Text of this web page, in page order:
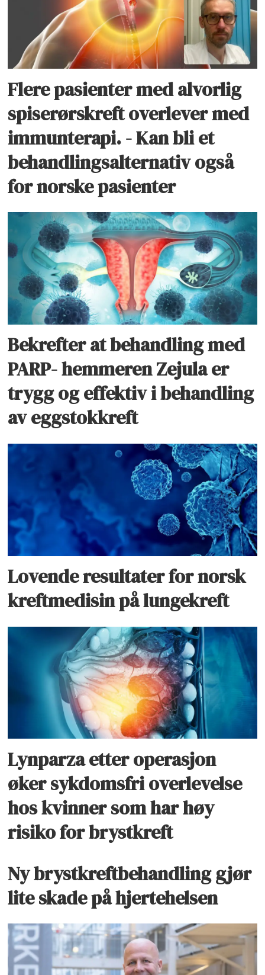
Flere pasienter med alvorlig
spiserørskreft overlever med
immunterapi. - Kan bli et
behandlingsalternativ også
for norske pasienter
Bekrefter at behandling med
PARP- hemmeren Zejula er
trygg og effektiv i behandling
av eggstokkreft
Lovende resultater for norsk
kreftmedisin på lungekreft
Lynparza etter operasjon
øker sykdomsfri overlevelse
hos kvinner som har høy
risiko for brystkreft
Ny brystkreftbehandling gjør
lite skade på hjertehelsen